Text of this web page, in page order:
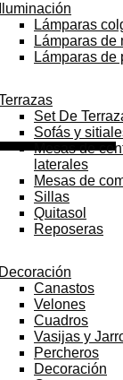
Iluminación
Lámparas
Lámparas de
Lámparas de
Set De
Sofás y
Mesas de
laterales
Mesas de
Sillas
Quitasol
Reposeras
Decoración
Canastos
Velones
Cuadros
Vasijas y
Percheros
Decoración